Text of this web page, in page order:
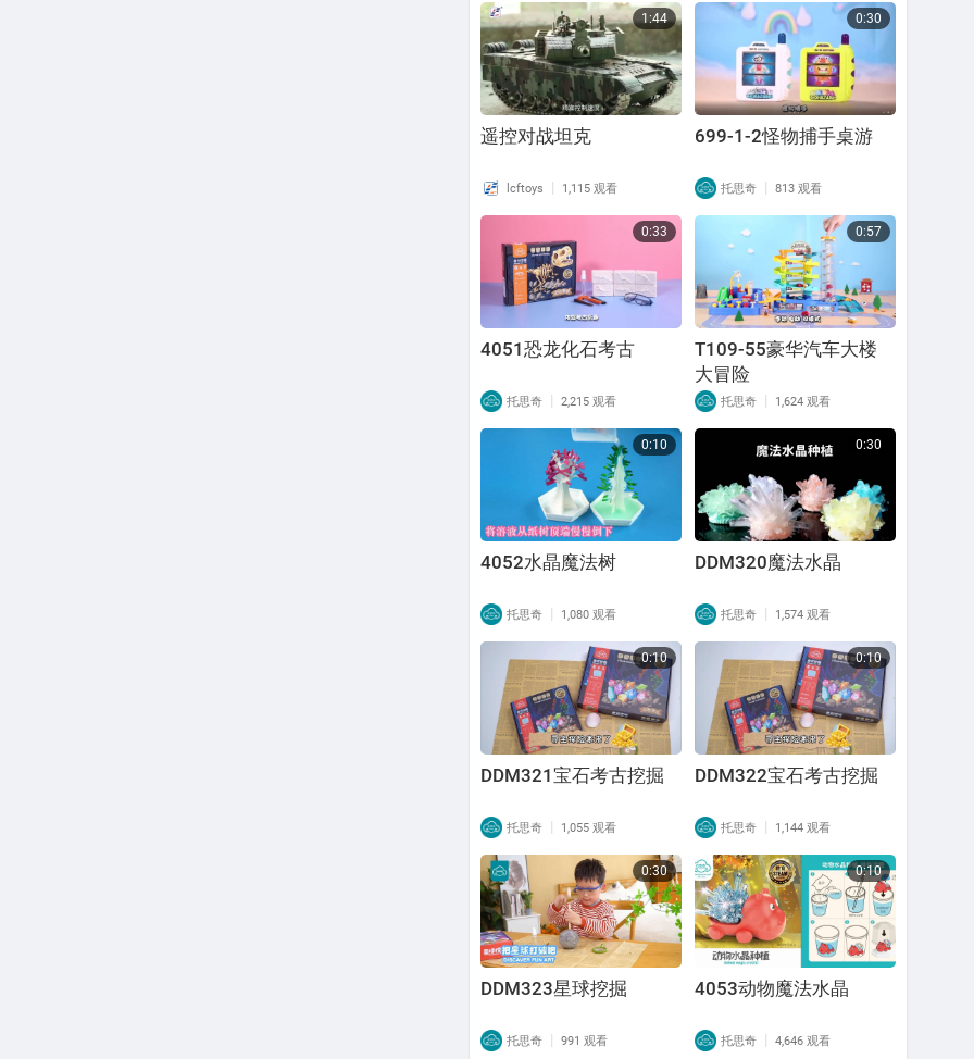
1:44
遥控对战坦克
lcftoys | 1,115 观看
0:30
699-1-2怪物捕手桌游
托思奇 | 813 观看
0:33
4051恐龙化石考古
托思奇 | 2,215 观看
0:57
T109-55豪华汽车大楼
大冒险
托思奇 | 1,624 观看
0:10
4052水晶魔法树
托思奇 | 1,080 观看
0:30
DDM320魔法水晶
托思奇 | 1,574 观看
0:10
DDM321宝石考古挖掘
托思奇 | 1,055 观看
0:10
DDM322宝石考古挖掘
托思奇 | 1,144 观看
0:30
DDM323星球挖掘
托思奇 | 991 观看
0:10
4053动物魔法水晶
托思奇 | 4,646 观看